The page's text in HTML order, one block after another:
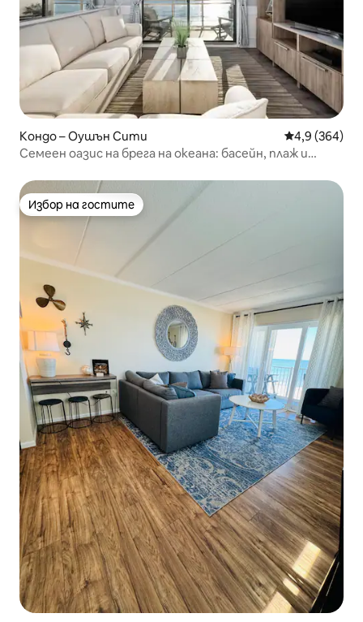
Кондо – Оушън Сити Средна
4,9 (364)
Семеен оазис на брега на океана: басейн, плаж и
Избор на гостите
Избор на гостите